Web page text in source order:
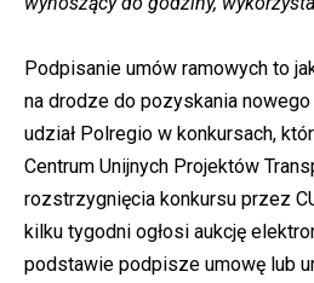
Podpisanie umów ramowych to
na drodze do pozyskania
udział Polregio w konkursach,
Centrum Unijnych Projektów
rozstrzygnięcia konkursu przez
kilku tygodni ogłosi aukcję
podstawie podpisze umowę lub